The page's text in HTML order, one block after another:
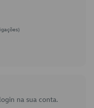
na sua conta.